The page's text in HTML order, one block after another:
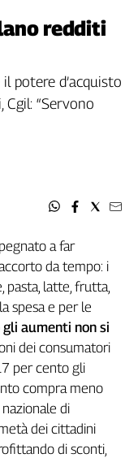
redditi
potere d’acquisto
“Servono
a far
da tempo: i
pasta, latte, frutta,
spesa e per le
aumenti non si
dei consumatori
per cento gli
compra meno
di
dei cittadini
di sconti,